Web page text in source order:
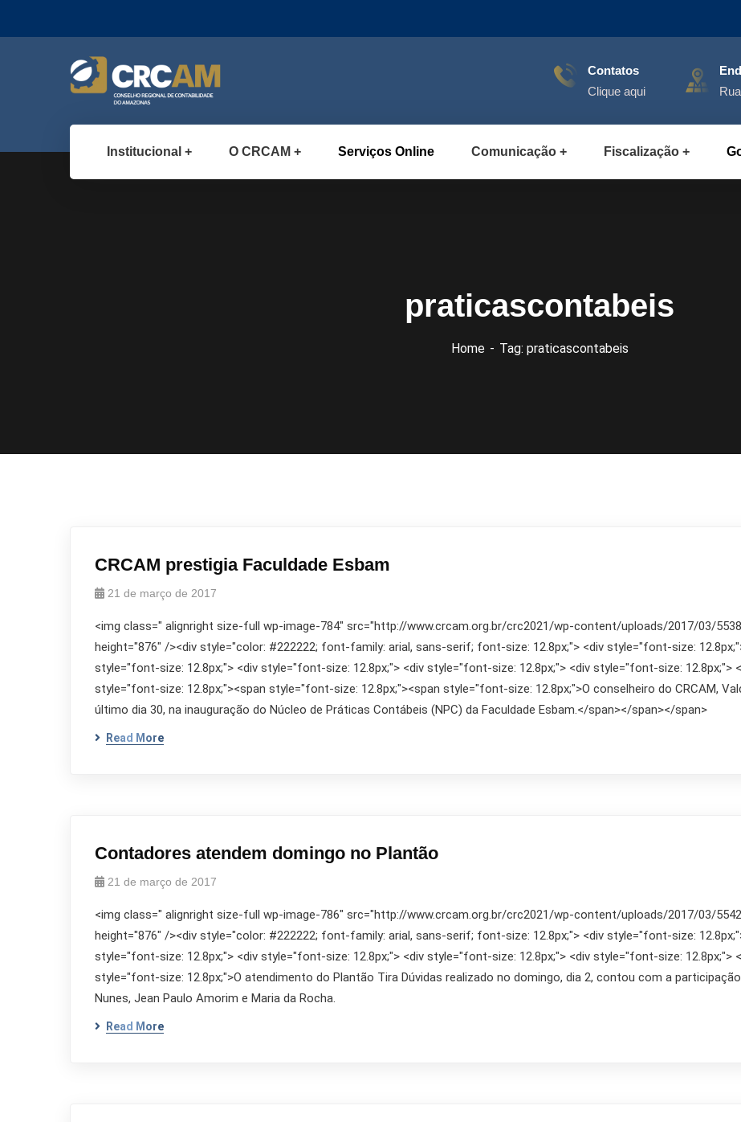
Contatos
Clique aqui
Institucional O CRCAM Serviços Online Comunicação Fiscalização
praticascontabeis
Home Tag: praticascontabeis
CRCAM prestigia Faculdade Esbam
21 de março de 2017
<img class=" alignright size-full wp-image-784" src="http://www.crcam.org.br/crc2021/wp-content/uploads/2017/03/
height="876" /><div style="color: #222222; font-family: arial, sans-serif; font-size: 12.8px;"> <div style="font-size:
style="font-size: 12.8px;"> <div style="font-size: 12.8px;"> <div style="font-size: 12.8px;"> <div style="font-size: 12.8px;">
style="font-size: 12.8px;"><span style="font-size: 12.8px;"><span style="font-size: 12.8px;">O conselheiro do CRCAM,
último dia 30, na inauguração do Núcleo de Práticas Contábeis (NPC) da Faculdade Esbam.</span></span></span>
Read More
Contadores atendem domingo no Plantão
21 de março de 2017
<img class=" alignright size-full wp-image-786" src="http://www.crcam.org.br/crc2021/wp-content/uploads/2017/03/
height="876" /><div style="color: #222222; font-family: arial, sans-serif; font-size: 12.8px;"> <div style="font-size:
style="font-size: 12.8px;"> <div style="font-size: 12.8px;"> <div style="font-size: 12.8px;"> <div style="font-size: 12.8px;">
style="font-size: 12.8px;">O atendimento do Plantão Tira Dúvidas realizado no domingo, dia 2, contou com a
Nunes, Jean Paulo Amorim e Maria da Rocha.
Read More